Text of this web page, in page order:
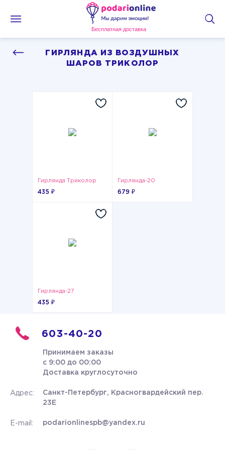
Бесплатная доставка
ГИРЛЯНДА ИЗ ВОЗДУШНЫХ
ШАРОВ ТРИКОЛОР
Гирлянда Триколор
435 ₽
Гирлянда-20
679 ₽
Гирлянда-27
435 ₽
603-40-20
Принимаем заказы
с 9:00 до 00:00
Доставка круглосуточно
Адрес:
Санкт-Петербург, Красногвардейский пер.
23Е
E-mail: podarionlinespb@yandex.ru